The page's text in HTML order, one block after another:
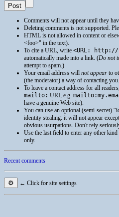
Comments will not appear until they
Deleting comments is not supported.
HTML is not allowed in content or
<foo>
in the text).
To cite a URL , write <URL: http://
automatically made into a link. (Do not
attempt to spam.)
Your email address will not appear to
(the moderator) a way of contacting you.
To leave a contact address for all
mailto: URI , e.g.
have a genuine Web site).
You can use an optional (semi-secret)
identity stealing: it will not appear
obvious usurpations. Don't rely
Use the last field to enter any other
only.
Recent comments
⚙ ← Click for site settings